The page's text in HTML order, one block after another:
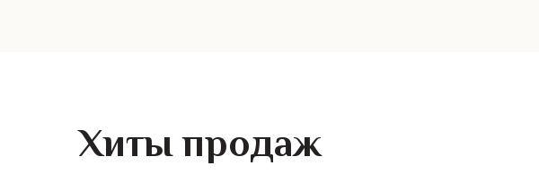
Хиты продаж